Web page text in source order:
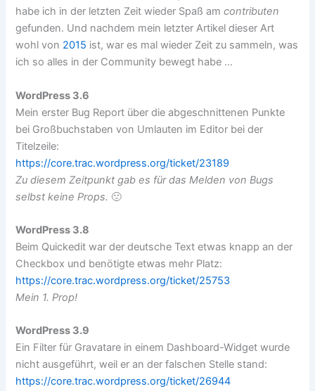
habe ich in der letzten Zeit wieder Spaß amcontributen
gefunden. Und nachdem mein letzter Artikel dieser Art
wohl von 2015 ist, war es mal wieder Zeit zu sammeln, was
ich so alles in der Community bewegt habe …
WordPress 3.6
Mein erster Bug Report über die abgeschnittenen Punkte
bei Großbuchstaben von Umlauten im Editor bei der
Titelzeile:
https://core.trac.wordpress.org/ticket/23189
Zu diesem Zeitpunkt gab es für das Melden von Bugs
selbst keine Props. 🙁
WordPress 3.8
Beim Quickedit war der deutsche Text etwas knapp an der
Checkbox und benötigte etwas mehr Platz:
https://core.trac.wordpress.org/ticket/25753
Mein 1. Prop!
WordPress 3.9
Ein Filter für Gravatare in einem Dashboard-Widget wurde
nicht ausgeführt, weil er an der falschen Stelle stand:
https://core.trac.wordpress.org/ticket/26944